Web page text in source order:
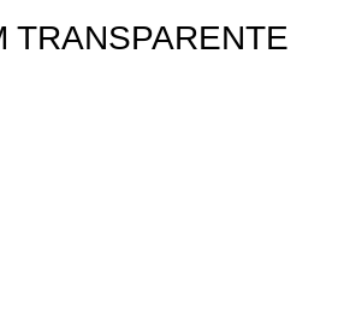
TRANSPARENTE